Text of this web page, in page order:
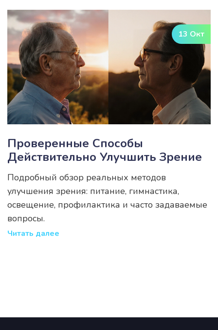
13 Окт
Проверенные Способы
Действительно Улучшить Зрение
Подробный обзор реальных методов
улучшения зрения: питание, гимнастика,
освещение, профилактика и часто задаваемые
вопросы.
Читать далее